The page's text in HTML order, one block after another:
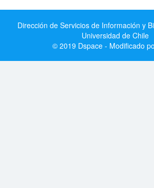
Dirección de Servicios de Información y
Universidad de Chile
© 2019 Dspace - Modificado